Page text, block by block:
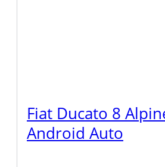
Fiat Ducato 8
Android Auto